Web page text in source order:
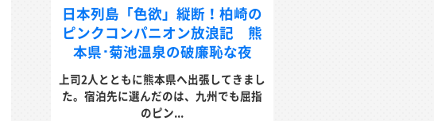
日本列島「色欲」縦断！柏崎の
ピンクコンパニオン放浪記 熊
本県･菊池温泉の破廉恥な夜
上司2人とともに熊本県へ出張してきまし
た。宿泊先に選んだのは、九州でも屈指
のピン...